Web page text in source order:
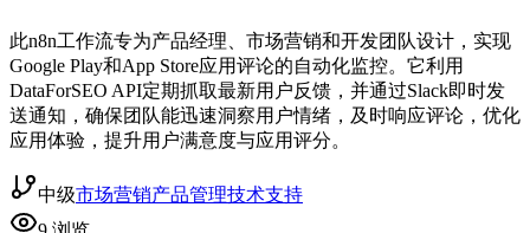
此n8n工作流专为产品经理、市场营销和开发团队设计，实现
Google Play和App Store应用评论的自动化监控。它利用
DataForSEO API定期抓取最新用户反馈，并通过Slack即时发
送通知，确保团队能迅速洞察用户情绪，及时响应评论，优化
应用体验，提升用户满意度与应用评分。
中级市场营销产品管理技术支持